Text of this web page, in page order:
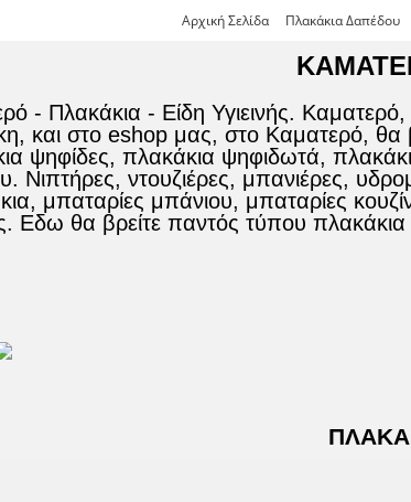
Αρχική Σελίδα Πλακάκια Δαπέδου
- Πλακάκια - Είδη Υγιεινής.
και στο eshop μας, στο Καματερό, θα
ψηφίδες, πλακάκια ψηφιδωτά,
Νιπτήρες, ντουζιέρες, μπανιέρες,
μπαταρίες μπάνιου, μπαταρίες
Εδω θα βρείτε παντός τύπου πλακάκια